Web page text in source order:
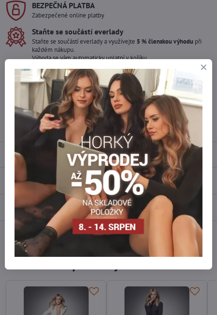
BEZPEČNÁ PLATBA
Zabezpečené online platby
Staňte se součástí everlady
Staňte se součástí everlady a využívejte 5 % členskou výhodu při
každém nákupu.
Výhoda se vám automaticky uplatní v košíku.
Máte zájem o více kusů ?
Kontaktujte nás na mail, zboží pro Vás doskladníme!
info​@everlady​.eu
Popis
Recenze
Diskuse 0
Facebook Reddit WhatsApp
Alternativní produkty